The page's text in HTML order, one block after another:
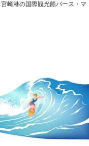
宮崎港の国際観光船バース・マ